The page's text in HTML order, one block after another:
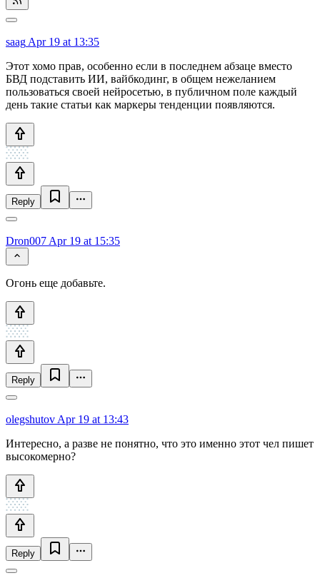
saag Apr 19 at 13:35
Этот хомо прав, особенно если в последнем абзаце вместо
БВД подставить ИИ, вайбкодинг, в общем нежеланием
пользоваться своей нейросетью, в публичном поле каждый
день такие статьи как маркеры тенденции появляются.
Reply
Dron007 Apr 19 at 15:35
Огонь еще добавьте.
Reply
olegshutov Apr 19 at 13:43
Интересно, а разве не понятно, что это именно этот чел пишет
высокомерно?
Reply